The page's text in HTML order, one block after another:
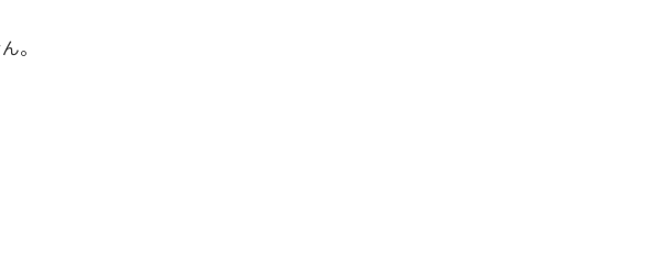
。